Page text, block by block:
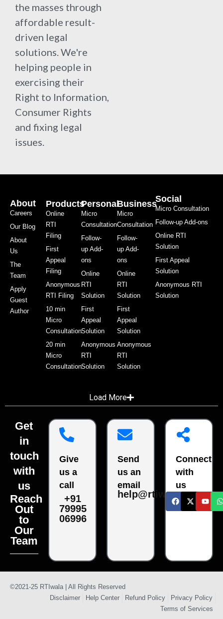
the masses through
affordable result-
driven legal
solutions. We're
helping people in
exercising their
Right to Information,
Consumer Rights
and fixing legal
issues.
About
Careers
Our Blog
About
Us
The
Team
Apply
Guest
Author
Products
Online
RTI
Filing
First
Appeal
Filing
Anonymous
RTI Filing
10 min
Micro
Consultation
20 min
Micro
Consultation
Personal
Micro
Consultation
Follow-
up Add-
ons
Online
RTI
Solution
First
Appeal
Solution
Anonymous
RTI
Solution
Business
Micro
Consultation
Follow-
up Add-
ons
Online
RTI
Solution
First
Appeal
Solution
Anonymous
RTI
Solution
Social
Micro Consultation
Follow-up Add-ons
Online RTI
Solution
First Appeal
Solution
Anonymous RTI
Solution
Load More
Get
in
touch
with
us
Reach
Out
to
Our
Team
Give
us a
call
+91
79995
06996
Send
us an
email
help@rtiwala.com
Connect
with
us
©2021-25 RTIwala | All Rights Reserved
Disclaimer
Help Center Refund Policy
Privacy Policy
Terms of Services